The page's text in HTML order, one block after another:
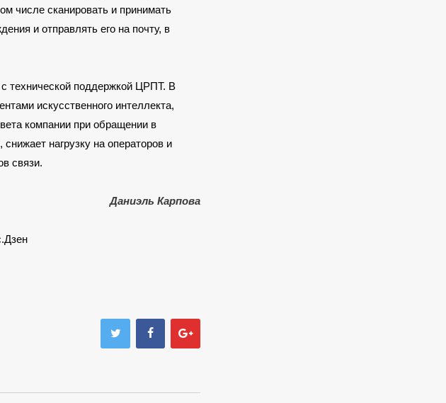
числе сканировать и принимать
и отправлять его на почту, в
технической поддержкой ЦРПТ. В
искусственного интеллекта,
компании при обращении в
нагрузку на операторов и
связи.
Даниэль Карпова